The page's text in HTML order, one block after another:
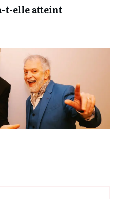
t-elle atteint